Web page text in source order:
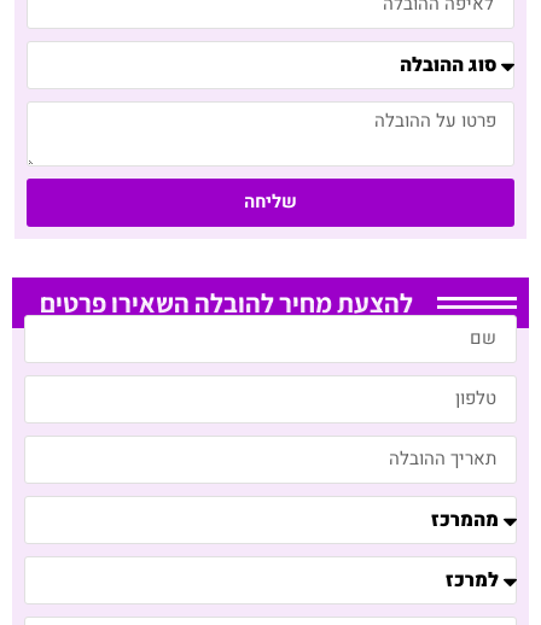
שליחה
להצעת מחיר להובלה השאירו פרטים